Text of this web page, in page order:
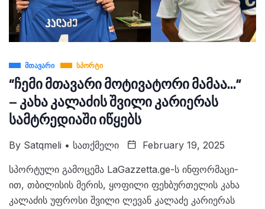
ᲛᲗᲐᲕᲐᲠᲘ ᲡᲞᲝᲠᲢᲘ
“ჩემი მთავარი მოტივატორი მამაა…”
– კახა კალაძის შვილი კარიერას
სამტრედიაში იწყებს
By Satqmeli • Სათქმელი February 19, 2025
სპორ­ტუ­ლი გა­მო­ცე­მა LaGazzetta.ge-ს ინ­ფორ­მა­ცი­
ით, თბი­ლი­სის მე­რის, ყო­ფი­ლი ფეხ­ბურ­თე­ლის კახა
კა­ლა­ძის უფ­რო­სი შვი­ლი ლე­ვან კა­ლა­ძე კა­რი­ე­რას